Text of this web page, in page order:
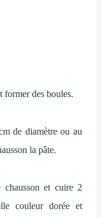
former des boules.
de diamètre ou au
la pâte.
chausson et cuire 2
couleur dorée et